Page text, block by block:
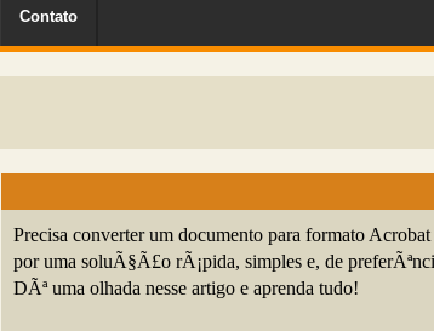
Contato
Precisa converter um documento para formato
por uma soluÃ§Ã£o rÃ¡pida, simples e, de
DÃª uma olhada nesse artigo e aprenda tudo!